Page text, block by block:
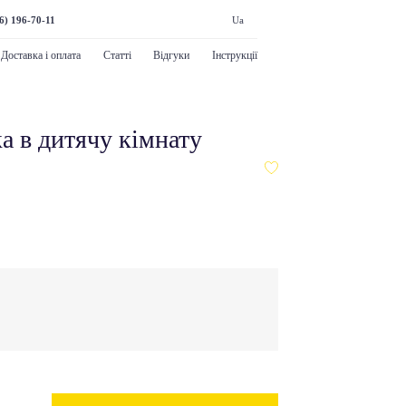
196-70-11 Ua
Доставка і оплата Статті Відгуки Інструкції
в дитячу кімнату